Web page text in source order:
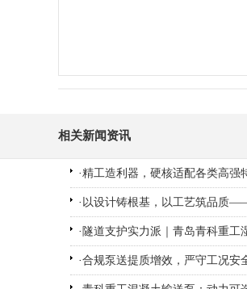
相关新闻资讯
·精工造利器，硬核适配各类高强
· 以设计铸根基，以工艺筑品质
· 隧道支护实力派｜青岛青科重工
·合规泵送提质增效，严守工况安